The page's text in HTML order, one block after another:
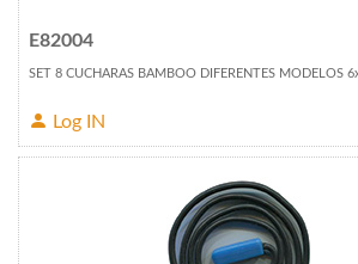
E82004
SET 8 CUCHARAS BAMBOO DIFERENTES MODELOS
Log IN